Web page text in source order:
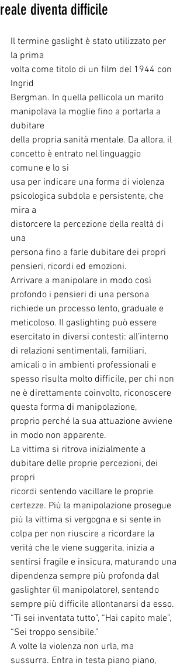
reale diventa difficile
Il termine gaslight è stato utilizzato per
la prima
volta come titolo di un film del 1944 con
Ingrid
Bergman. In quella pellicola un marito
manipolava la moglie fino a portarla a
dubitare
della propria sanità mentale. Da allora, il
concetto è entrato nel linguaggio
comune e lo si
usa per indicare una forma di violenza
psicologica subdola e persistente, che
mira a
distorcere la percezione della realtà di
una
persona fino a farle dubitare dei propri
pensieri, ricordi ed emozioni.
Arrivare a manipolare in modo così
profondo i pensieri di una persona
richiede un processo lento, graduale e
meticoloso. Il gaslighting può essere
esercitato in diversi contesti: all’interno
di relazioni sentimentali, familiari,
amicali o in ambienti professionali e
spesso risulta molto diﬃcile, per chi non
ne è direttamente coinvolto, riconoscere
questa forma di manipolazione,
proprio perché la sua attuazione avviene
in modo non apparente.
La vittima si ritrova inizialmente a
dubitare delle proprie percezioni, dei
propri
ricordi sentendo vacillare le proprie
certezze. Più la manipolazione prosegue
più la vittima si vergogna e si sente in
colpa per non riuscire a ricordare la
verità che le viene suggerita, inizia a
sentirsi fragile e insicura, maturando una
dipendenza sempre più profonda dal
gaslighter (il manipolatore), sentendo
sempre più diﬃcile allontanarsi da esso.
“Ti sei inventata tutto”, “Hai capito male”,
“Sei troppo sensibile.”
A volte la violenza non urla, ma
sussurra. Entra in testa piano piano,